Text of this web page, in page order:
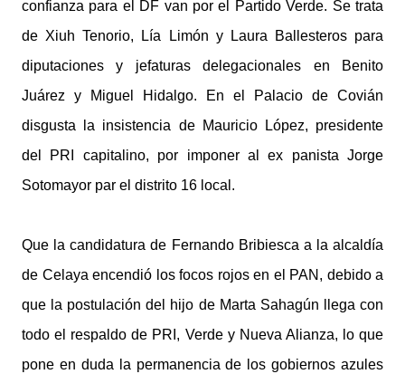
confianza para el DF van por el Partido Verde. Se trata
de Xiuh Tenorio, Lía Limón y Laura Ballesteros para
diputaciones y jefaturas delegacionales en Benito
Juárez y Miguel Hidalgo. En el Palacio de Covián
disgusta la insistencia de Mauricio López, presidente
del PRI capitalino, por imponer al ex panista Jorge
Sotomayor par el distrito 16 local.
Que la candidatura de Fernando Bribiesca a la alcaldía
de Celaya encendió los focos rojos en el PAN, debido a
que la postulación del hijo de Marta Sahagún llega con
todo el respaldo de PRI, Verde y Nueva Alianza, lo que
pone en duda la permanencia de los gobiernos azules